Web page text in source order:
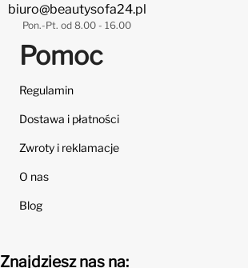
biuro@beautysofa24.pl
Pon.-Pt. od 8.00 - 16.00
Pomoc
Regulamin
Dostawa i płatności
Zwroty i reklamacje
O nas
Blog
Znajdziesz nas na: